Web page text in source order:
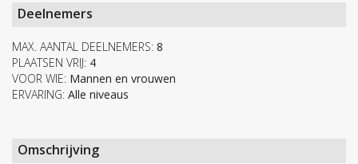
Deelnemers
MAX. AANTAL DEELNEMERS: 8
PLAATSEN VRIJ: 4
VOOR WIE: Mannen en vrouwen
ERVARING: Alle niveaus
Omschrijving